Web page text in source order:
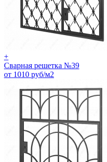
+
Сварная решетка №39
от 1010 руб/м2